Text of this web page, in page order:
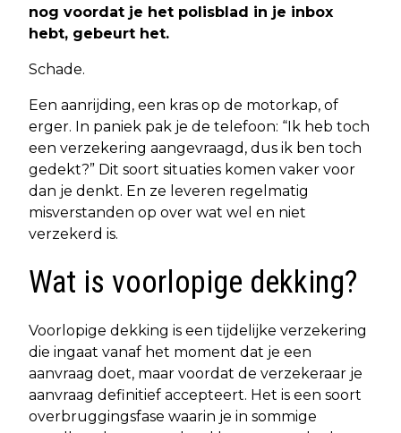
nog voordat je het polisblad in je inbox
hebt, gebeurt het.
Schade.
Een aanrijding, een kras op de motorkap, of
erger. In paniek pak je de telefoon: “Ik heb toch
een verzekering aangevraagd, dus ik ben toch
gedekt?” Dit soort situaties komen vaker voor
dan je denkt. En ze leveren regelmatig
misverstanden op over wat wel en niet
verzekerd is.
Wat is voorlopige dekking?
Voorlopige dekking is een tijdelijke verzekering
die ingaat vanaf het moment dat je een
aanvraag doet, maar voordat de verzekeraar je
aanvraag definitief accepteert. Het is een soort
overbruggingsfase waarin je in sommige